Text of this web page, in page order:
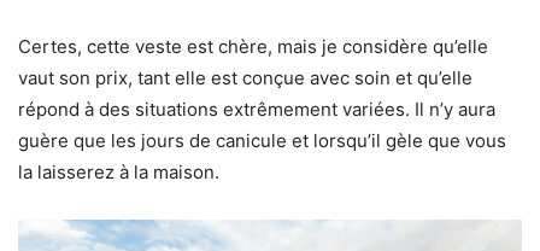
Certes, cette veste est chère, mais je considère qu’elle
vaut son prix, tant elle est conçue avec soin et qu’elle
répond à des situations extrêmement variées. Il n’y aura
guère que les jours de canicule et lorsqu’il gèle que vous
la laisserez à la maison.